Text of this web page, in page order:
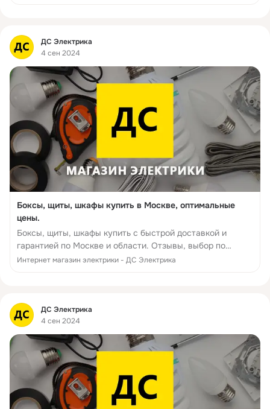
Фид
ДС Электрика
4 сен 2024
Боксы, щиты, шкафы купить в Москве, оптимальные
цены.
Боксы, щиты, шкафы купить с быстрой доставкой и
гарантией по Москве и области. Отзывы, выбор по
параметрам, производители, фото, статьи и технические
Интернет магазин электрики - ДС Электрика
Фид
ДС Электрика
4 сен 2024